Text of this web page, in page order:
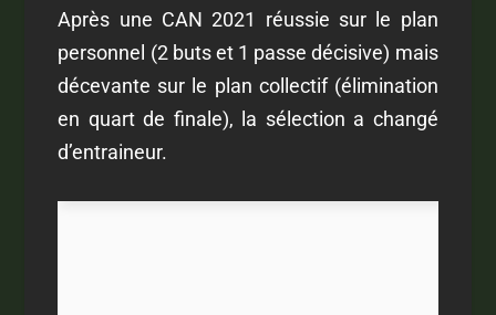
Après une CAN 2021 réussie sur le plan
personnel (2 buts et 1 passe décisive) mais
décevante sur le plan collectif (élimination
en quart de finale), la sélection a changé
d’entraineur.